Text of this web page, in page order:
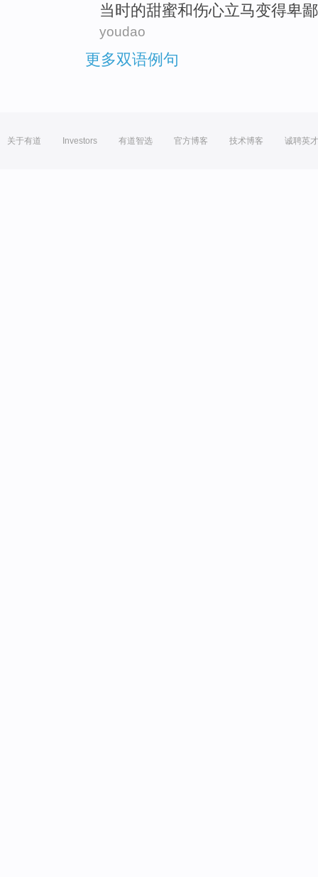
当时的甜蜜和伤心立马变得卑鄙
youdao
更多双语例句
关于有道 Investors 有道智选 官方博客 技术博客 诚聘英才